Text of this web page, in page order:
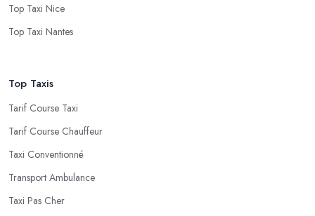
Top Taxi Nice
Top Taxi Nantes
Top Taxis
Tarif Course Taxi
Tarif Course Chauffeur
Taxi Conventionné
Transport Ambulance
Taxi Pas Cher